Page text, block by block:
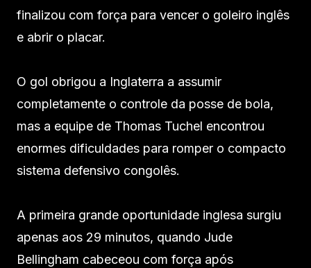
finalizou com força para vencer o goleiro inglês
e abrir o placar.
O gol obrigou a Inglaterra a assumir
completamente o controle da posse de bola,
mas a equipe de Thomas Tuchel encontrou
enormes dificuldades para romper o compacto
sistema defensivo congolês.
A primeira grande oportunidade inglesa surgiu
apenas aos 29 minutos, quando Jude
Bellingham cabeceou com força após